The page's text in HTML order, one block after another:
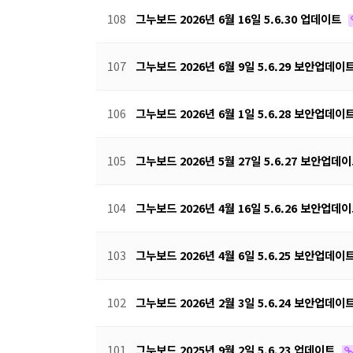
108 그누보드 2026년 6월 16일 5.6.30 업데이트
107 그누보드 2026년 6월 9일 5.6.29 보안업데이
106 그누보드 2026년 6월 1일 5.6.28 보안업데이
105 그누보드 2026년 5월 27일 5.6.27 보안업데
104 그누보드 2026년 4월 16일 5.6.26 보안업데
103 그누보드 2026년 4월 6일 5.6.25 보안업데이
102 그누보드 2026년 2월 3일 5.6.24 보안업데이
101 그누보드 2025년 9월 2일 5.6.23 업데이트